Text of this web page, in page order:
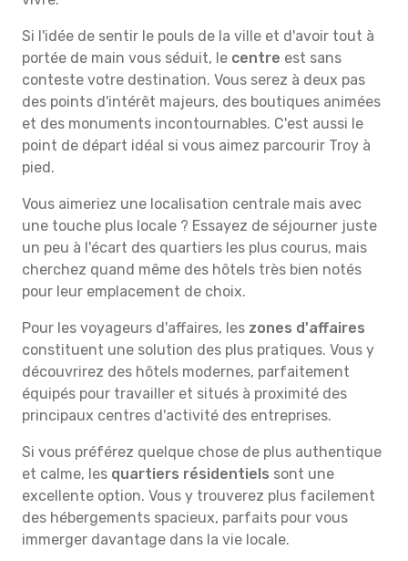
Si l'idée de sentir le pouls de la ville et d'avoir tout à
portée de main vous séduit, le centre est sans
conteste votre destination. Vous serez à deux pas
des points d'intérêt majeurs, des boutiques animées
et des monuments incontournables. C'est aussi le
point de départ idéal si vous aimez parcourir Troy à
pied.
Vous aimeriez une localisation centrale mais avec
une touche plus locale ? Essayez de séjourner juste
un peu à l'écart des quartiers les plus courus, mais
cherchez quand même des hôtels très bien notés
pour leur emplacement de choix.
Pour les voyageurs d'affaires, les zones d'affaires
constituent une solution des plus pratiques. Vous y
découvrirez des hôtels modernes, parfaitement
équipés pour travailler et situés à proximité des
principaux centres d'activité des entreprises.
Si vous préférez quelque chose de plus authentique
et calme, les quartiers résidentiels sont une
excellente option. Vous y trouverez plus facilement
des hébergements spacieux, parfaits pour vous
immerger davantage dans la vie locale.